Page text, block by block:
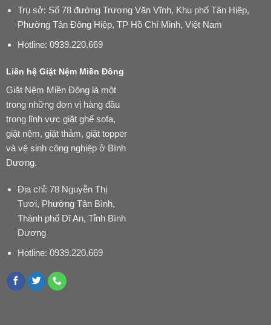
Trụ sở: Số 78 đường Trương Văn Vĩnh, Khu phố Tân Hiệp,
Phường Tân Đông Hiệp, TP Hồ Chí Minh, Việt Nam
Hotline:0939.220.669
Liên hệ Giặt Nệm Miền Đông
Giặt Nệm Miền Đông là một
trong những đơn vị hàng đầu
trong lĩnh vực giặt ghế sofa,
giặt nệm, giặt thảm, giặt topper
và vệ sinh công nghiệp ở Bình
Dương.
Địa chỉ: 78 Nguyễn Thị
Tươi, Phường Tân Bình,
Thành phố Dĩ An, Tỉnh Bình
Dương
Hotline:0939.220.669